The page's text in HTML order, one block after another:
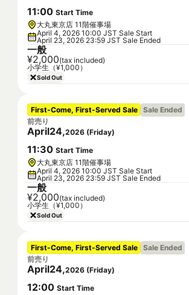
11:00 Start Time
大丸東京店 11階催事場
April 4, 2026 10:00 JST Sale Start
April 23, 2026 23:59 JST Sale Ended
一般
¥2,000(tax included)
小学生（¥1,000）
Sold Out
First-Come, First-Served Sale Sale Ended
前売り
April24,2026 (Friday)
11:30 Start Time
大丸東京店 11階催事場
April 4, 2026 10:00 JST Sale Start
April 23, 2026 23:59 JST Sale Ended
一般
¥2,000(tax included)
小学生（¥1,000）
Sold Out
First-Come, First-Served Sale Sale Ended
前売り
April24,2026 (Friday)
12:00 Start Time